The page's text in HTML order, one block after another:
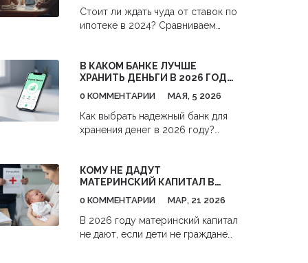
Стоит ли ждать чуда от ставок по
ипотеке в 2024? Сравниваем
перспективах получения
выгодной ипотеки.
В КАКОМ БАНКЕ ЛУЧШЕ
ХРАНИТЬ ДЕНЬГИ В 2026 ГОДУ:
0 КОММЕНТАРИИ МАЯ, 5 2026
Как выбрать надежный банк для
хранения денег в 2026 году?
процентные ставки, удобство
приложений и скрытые
комиссии. Рейтинг лучших
безопасного размещения
средств.
КОМУ НЕ ДАДУТ
МАТЕРИНСКИЙ КАПИТАЛ В
ПОД УСЛОВИЯ
0 КОММЕНТАРИИ МАР, 21 2026
В 2026 году материнский капитал
не дают, если дети не граждане